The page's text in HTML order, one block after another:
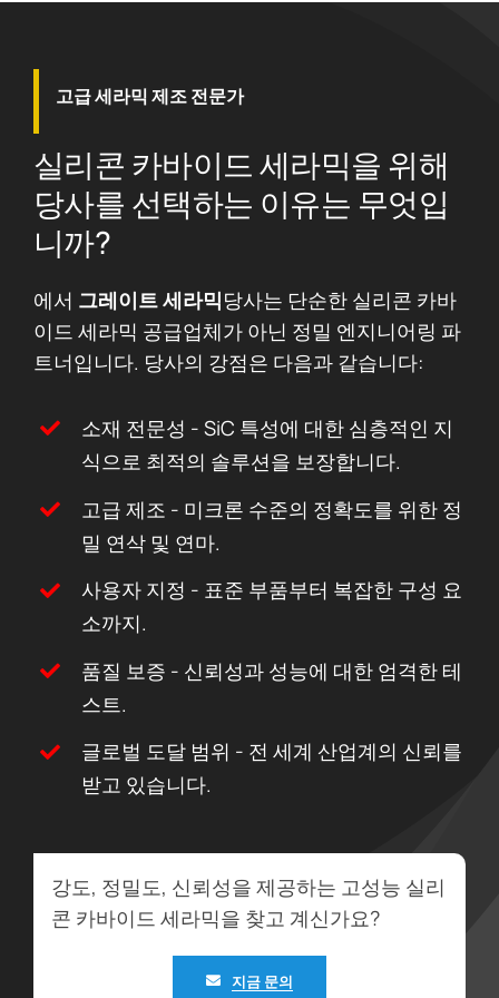
고급 세라믹 제조 전문가
실리콘 카바이드 세라믹을 위해
당사를 선택하는 이유는 무엇입
니까?
에서 그레이트 세라믹당사는 단순한 실리콘 카바
이드 세라믹 공급업체가 아닌 정밀 엔지니어링 파
트너입니다. 당사의 강점은 다음과 같습니다:
소재 전문성 - SiC 특성에 대한 심층적인 지
식으로 최적의 솔루션을 보장합니다.
고급 제조 - 미크론 수준의 정확도를 위한 정
밀 연삭 및 연마.
사용자 지정 - 표준 부품부터 복잡한 구성 요
소까지.
품질 보증 - 신뢰성과 성능에 대한 엄격한 테
스트.
글로벌 도달 범위 - 전 세계 산업계의 신뢰를
받고 있습니다.
강도, 정밀도, 신뢰성을 제공하는 고성능 실리
콘 카바이드 세라믹을 찾고 계신가요?
지금 문의